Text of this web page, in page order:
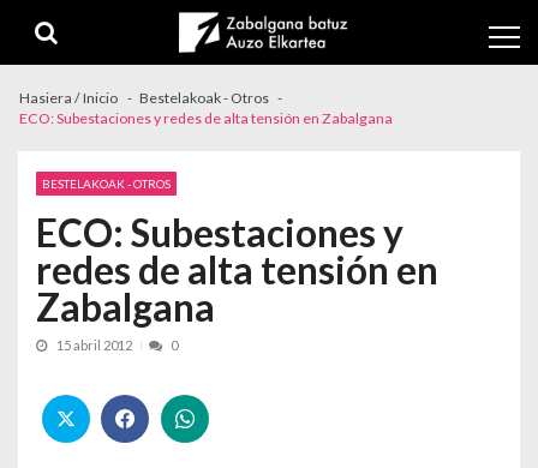
Hasiera / Inicio
Bestelakoak - Otros
ECO: Subestaciones y redes de alta tensión en Zabalgana
BESTELAKOAK - OTROS
ECO: Subestaciones y
redes de alta tensión en
Zabalgana
15 abril 2012 0